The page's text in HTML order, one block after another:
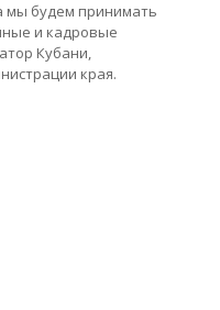
мы будем принимать
и кадровые
Кубани,
края.